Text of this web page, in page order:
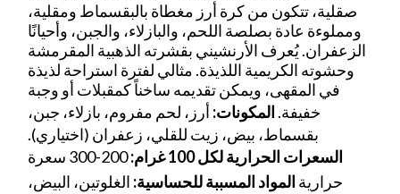
صقلية، تتكون من كرة أرز مغطاة بالبقسماط ومقلية،
ومملوءة عادة بصلصة اللحم، والبازلاء، والجبن، وأحيانًا
الزعفران. يُعرف الأرنشيني بقشرته الذهبية المقرمشة
وحشوته الكريمية اللذيذة. مثالي لفترة استراحة لذيذة
في المقهى، ويمكن تقديمه ساخناً كمقبلات أو وجبة
خفيفة. المكونات: أرز، لحم مفروم، بازلاء، جبن،
بقسماط، بيض، زيت للقلي، زعفران (اختياري).
السعرات الحرارية لكل 100 غرام:
200-300 سعرة
حرارية المواد المسببة للحساسية: الغلوتين، البيض،